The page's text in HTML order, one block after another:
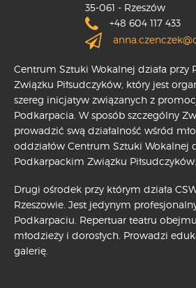
35-061 - Rzeszów
+48 604 117 433
Centrum Sztuki Wokalnej działa przy
Związku Piłsudczyków, który jest
szereg inicjatyw związanych z
Podkarpacia. W sposób szczególny
prowadzić swą działalność wśród
oddziałów Centrum Sztuki Wokalnej
Podkarpackim Związku Piłsudczyków.
Drugi ośrodek przy którym działa
Rzeszowie. Jest jedynym
Podkarpaciu. Repertuar teatru
młodzieży i dorosłych. Prowadzi
galerię.